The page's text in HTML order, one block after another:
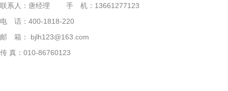
联系人：唐经理
手 机：13661277123
电 话：400-1818-220
邮 箱： bjlh123@163.com
传 真：010-86760123